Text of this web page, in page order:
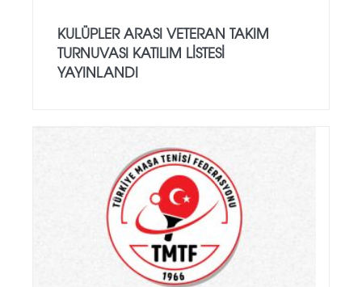
KULÜPLER ARASI VETERAN TAKIM
TURNUVASI KATILIM LISTESI
YAYINLANDI